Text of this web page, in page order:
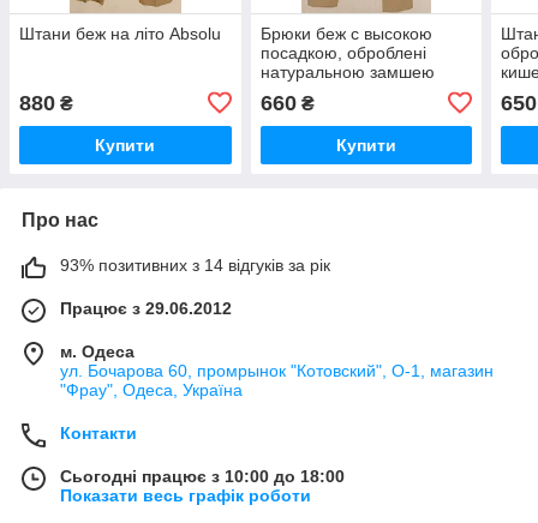
Штани беж на літо Absolu
880 ₴
Купити
Брюки беж с высокою
посадкою, оброблені
натуральною замшею
660₴
Купити
650
Про нас
93% позитивних з 14 відгуків за рік
Працює з 29.06.2012
м. Одеса
ул. Бочарова 60, промрынок "Котовский", О-1, магазин
"Фрау", Одеса, Україна
Контакти
Сьогодні працює з 10:00 до 18:00
Показати весь графік роботи